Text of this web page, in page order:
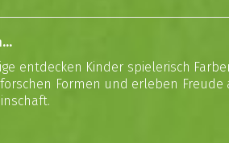
entdecken Kinder spielerisch
Formen und erleben